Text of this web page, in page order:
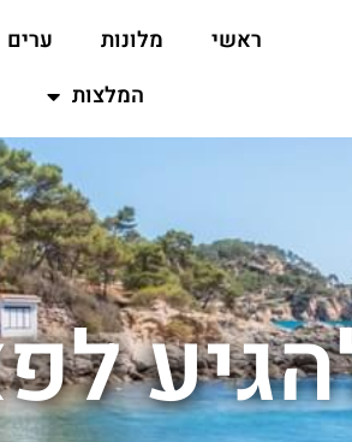
ראשי מלונות ערים
המלצות